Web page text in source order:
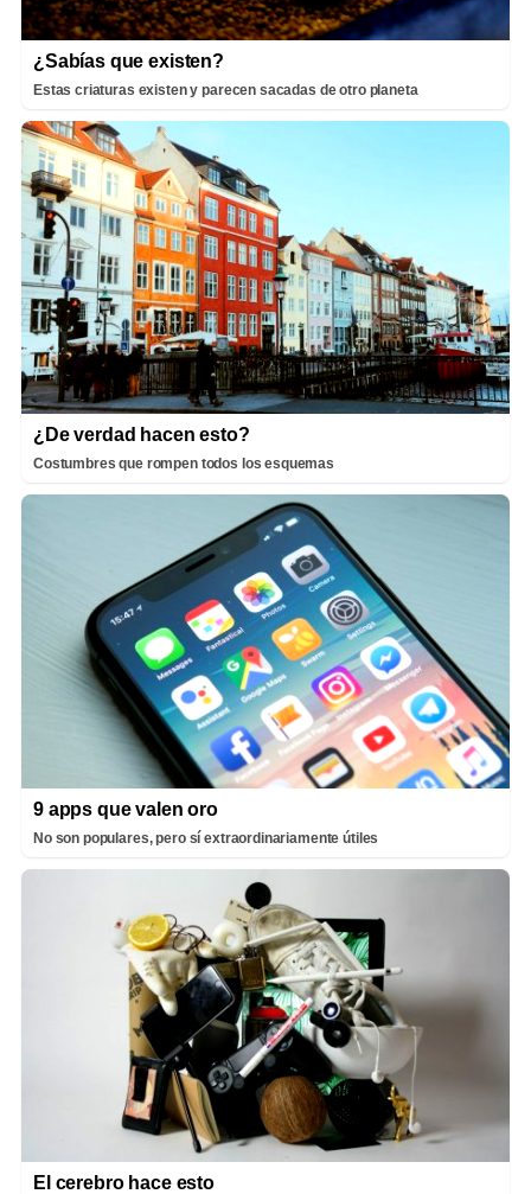
¿Sabías que existen?
Estas criaturas existen y parecen sacadas de otro planeta
¿De verdad hacen esto?
Costumbres que rompen todos los esquemas
9 apps que valen oro
No son populares, pero sí extraordinariamente útiles
El cerebro hace esto